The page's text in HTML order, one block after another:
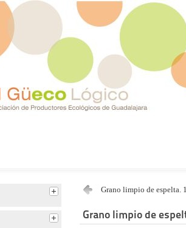
Grano limpio de espelta.
Grano limpio de